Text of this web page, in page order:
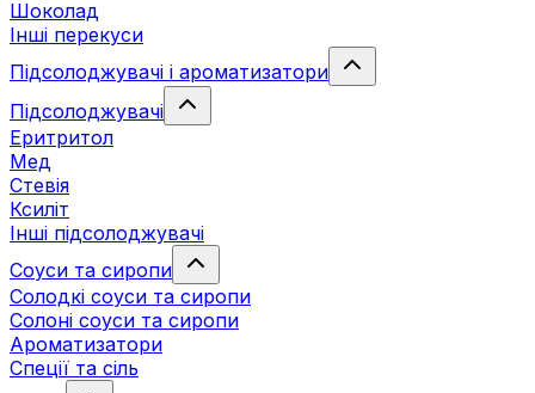
Шоколад
Інші перекуси
Підсолоджувачі і ароматизатори
Підсолоджувачі
Еритритол
Мед
Стевія
Ксиліт
Інші підсолоджувачі
Соуси та сиропи
Солодкі соуси та сиропи
Солоні соуси та сиропи
Ароматизатори
Спеції та сіль